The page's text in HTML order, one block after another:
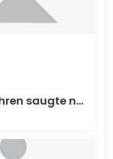
In den frühen 1980er Jahren saugte nicht ein Comic -Rant.